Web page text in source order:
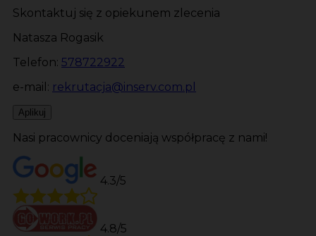
Skontaktuj się z opiekunem zlecenia
Natasza Rogasik
Telefon: 578722922
e-mail: rekrutacja@inserv.com.pl
Aplikuj
Nasi pracownicy doceniają współpracę z nami!
4.3/5
4.8/5